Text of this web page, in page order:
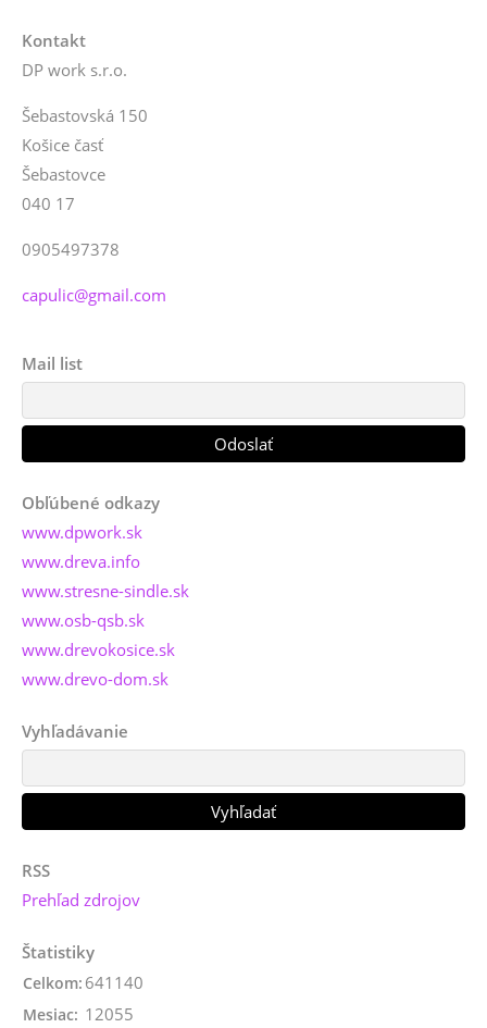
Kontakt
DP work s.r.o.
Šebastovská 150
Košice časť
Šebastovce
040 17
0905497378
capulic@gmail.com
Mail list
Obľúbené odkazy
www.dpwork.sk
www.dreva.info
www.stresne-sindle.sk
www.osb-qsb.sk
www.drevokosice.sk
www.drevo-dom.sk
Vyhľadávanie
RSS
Prehľad zdrojov
Štatistiky
Celkom: 641140
Mesiac: 12055